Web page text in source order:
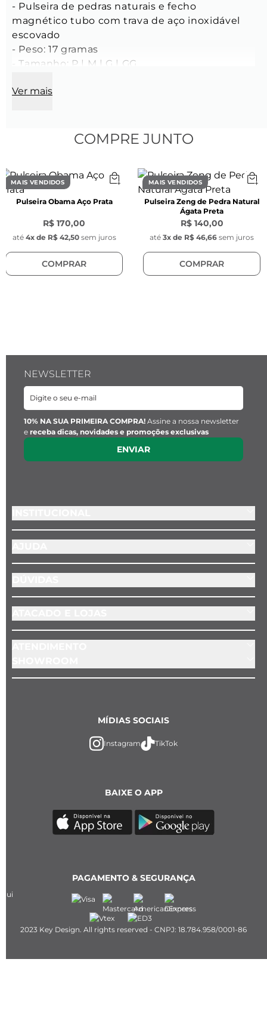
- Pulseira de pedras naturais e fecho
magnético tubo com trava de aço inoxidável
escovado
- Peso: 17 gramas
- Tamanho: P | M | G | GG
- Espessura: 6 mm
- Atenção: por serem naturais, a pedra pode
sofrer uma pequena variação no diâmetro,
formato e cor apresentada na foto
Características dos Enfeites
*Enfeite cubo
- Espessura: 4 mm
- Cor: Prata
- Material: Aço inoxidável
Ver mais
COMPRE JUNTO
MAIS VENDIDOS
Pulseira Obama Aço Prata
R$ 170,00
até 4x de R$ 42,50 sem juros
COMPRAR
MAIS VENDIDOS
Pulseira Zeng de Pedra Natural
Ágata Preta
R$ 140,00
até 3x de R$ 46,66 sem juros
COMPRAR
NEWSLETTER
10% NA SUA PRIMEIRA COMPRA! Assine a nossa newsletter
e receba dicas, novidades e promoções exclusivas
ENVIAR
BAIXE O APP
MÍDIAS SOCIAIS
Instagram TikTok
PAGAMENTO & SEGURANÇA
2023 Key Design. All rights reserved - CNPJ: 18.784.958/0001-86